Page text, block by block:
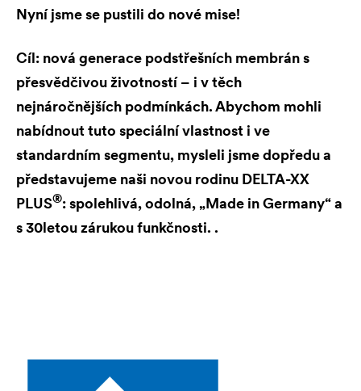
Nyní jsme se pustili do nové mise!
Cíl: nová generace podstřešních membrán s
přesvědčivou životností – i v těch
nejnáročnějších podmínkách. Abychom mohli
nabídnout tuto speciální vlastnost i ve
standardním segmentu, mysleli jsme dopředu a
představujeme naši novou rodinu DELTA-XX
PLUS®: spolehlivá, odolná, „Made in Germany“ a
s 30letou zárukou funkčnosti. .